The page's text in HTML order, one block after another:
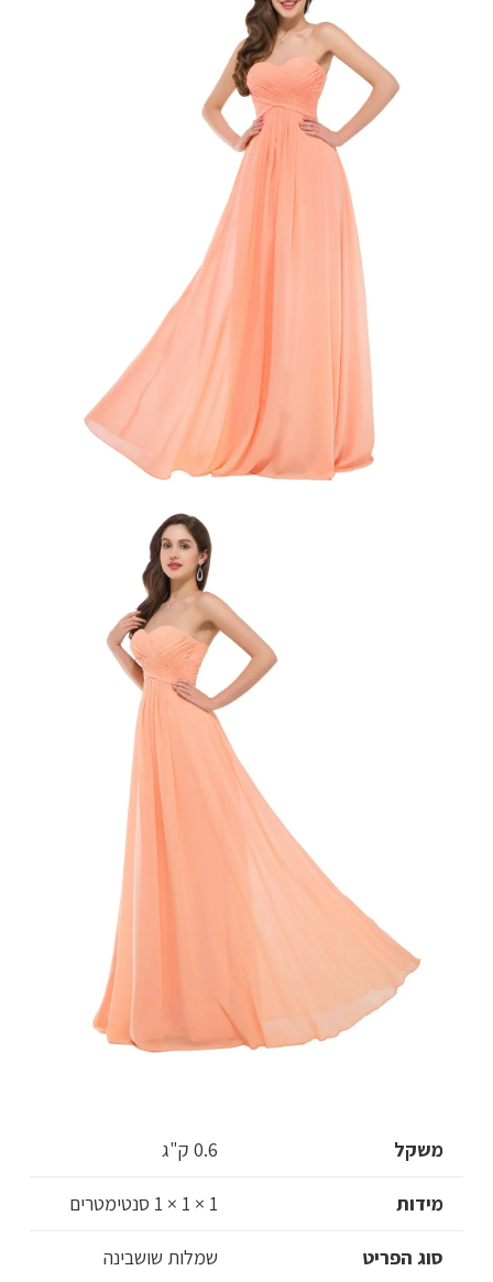
משקל 0.6 ק"ג
מידות 1 × 1 × 1 סנטימטרים
סוג הפריט שמלות שושבינה